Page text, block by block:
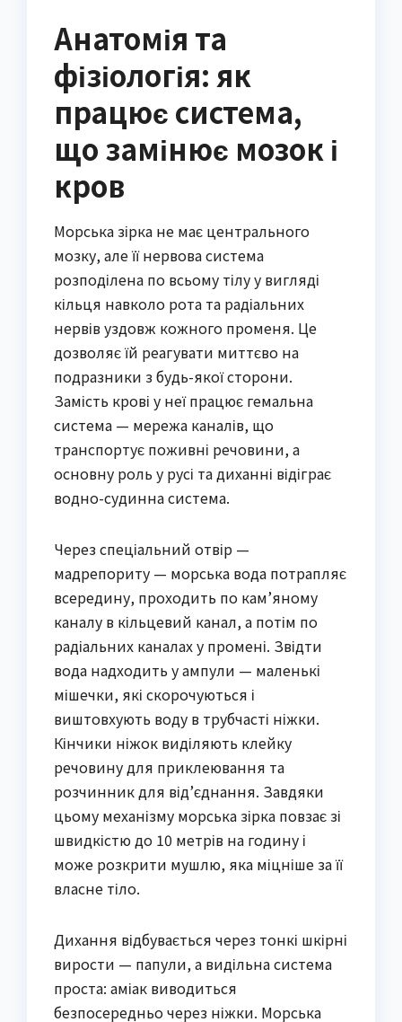
Анатомія та
фізіологія: як
працює система,
що замінює мозок і
кров
Морська зірка не має центрального
мозку, але її нервова система
розподілена по всьому тілу у вигляді
кільця навколо рота та радіальних
нервів уздовж кожного променя. Це
дозволяє їй реагувати миттєво на
подразники з будь-якої сторони.
Замість крові у неї працює гемальна
система — мережа каналів, що
транспортує поживні речовини, а
основну роль у русі та диханні відіграє
водно-судинна система.
Через спеціальний отвір —
мадрепориту — морська вода потрапляє
всередину, проходить по кам’яному
каналу в кільцевий канал, а потім по
радіальних каналах у промені. Звідти
вода надходить у ампули — маленькі
мішечки, які скорочуються і
виштовхують воду в трубчасті ніжки.
Кінчики ніжок виділяють клейку
речовину для приклеювання та
розчинник для від’єднання. Завдяки
цьому механізму морська зірка повзає зі
швидкістю до 10 метрів на годину і
може розкрити мушлю, яка міцніше за її
власне тіло.
Дихання відбувається через тонкі шкірні
вирости — папули, а видільна система
проста: аміак виводиться
безпосередньо через ніжки. Морська